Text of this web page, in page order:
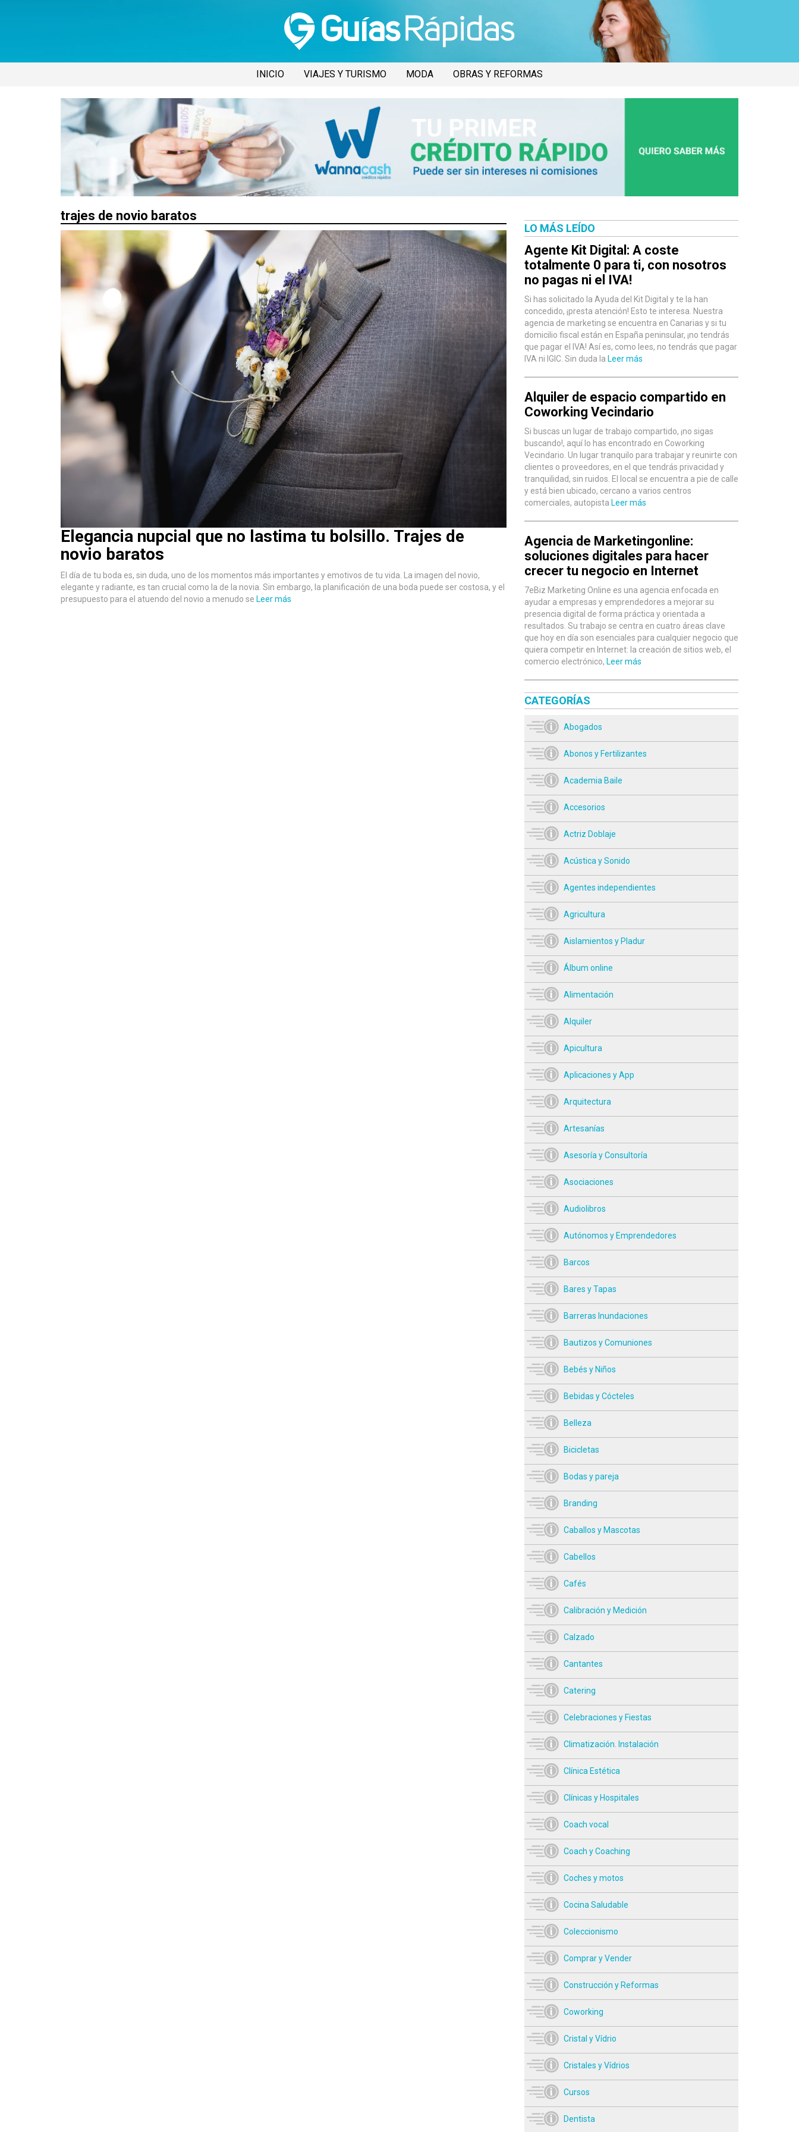
INICIO VIAJES Y TURISMO MODA OBRAS Y REFORMAS
trajes de novio baratos
Elegancia nupcial que no lastima tu bolsillo. Trajes de
novio baratos
El día de tu boda es, sin duda, uno de los momentos más importantes y emotivos de tu vida. La imagen del novio,
elegante y radiante, es tan crucial como la de la novia. Sin embargo, la planificación de una boda puede ser costosa, y el
presupuesto para el atuendo del novio a menudo se Leer más
LO MÁS LEÍDO
Agente Kit Digital: A coste
totalmente 0 para ti, con nosotros
no pagas ni el IVA!
Si has solicitado la Ayuda del Kit Digital y te la han
concedido, ¡presta atención! Esto te interesa. Nuestra
agencia de marketing se encuentra en Canarias y si tu
domicilio fiscal están en España peninsular, ¡no tendrás
que pagar el IVA! Así es, como lees, no tendrás que pagar
IVA ni IGIC. Sin duda la Leer más
Alquiler de espacio compartido en
Coworking Vecindario
Si buscas un lugar de trabajo compartido, ¡no sigas
buscando!, aquí lo has encontrado en Coworking
Vecindario. Un lugar tranquilo para trabajar y reunirte con
clientes o proveedores, en el que tendrás privacidad y
tranquilidad, sin ruidos. El local se encuentra a pie de calle
y está bien ubicado, cercano a varios centros
comerciales, autopista Leer más
Agencia de Marketingonline:
soluciones digitales para hacer
crecer tu negocio en Internet
7eBiz Marketing Online es una agencia enfocada en
ayudar a empresas y emprendedores a mejorar su
presencia digital de forma práctica y orientada a
resultados. Su trabajo se centra en cuatro áreas clave
que hoy en día son esenciales para cualquier negocio que
quiera competir en Internet: la creación de sitios web, el
comercio electrónico, Leer más
CATEGORÍAS
Abogados
Abonos y Fertilizantes
Academia Baile
Accesorios
Actriz Doblaje
Acústica y Sonido
Agentes independientes
Agricultura
Aislamientos y Pladur
Álbum online
Alimentación
Alquiler
Apicultura
Aplicaciones y App
Arquitectura
Artesanías
Asesoría y Consultoría
Asociaciones
Audiolibros
Autónomos y Emprendedores
Barcos
Bares y Tapas
Barreras Inundaciones
Bautizos y Comuniones
Bebés y Niños
Bebidas y Cócteles
Belleza
Bicicletas
Bodas y pareja
Branding
Caballos y Mascotas
Cabellos
Cafés
Calibración y Medición
Calzado
Cantantes
Catering
Celebraciones y Fiestas
Climatización. Instalación
Clínica Estética
Clínicas y Hospitales
Coach vocal
Coach y Coaching
Coches y motos
Cocina Saludable
Coleccionismo
Comprar y Vender
Construcción y Reformas
Coworking
Cristal y Vídrio
Cristales y Vídrios
Cursos
Dentista